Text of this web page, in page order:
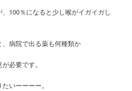
100％になると少し喉がイガイガし
病院で出る薬も何種類か
必要です。
いーーーー。